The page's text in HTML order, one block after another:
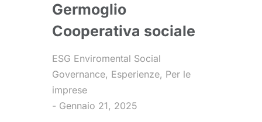
Germoglio
Cooperativa sociale
ESG Enviromental Social
Governance, Esperienze, Per le
imprese
Gennaio 21, 2025